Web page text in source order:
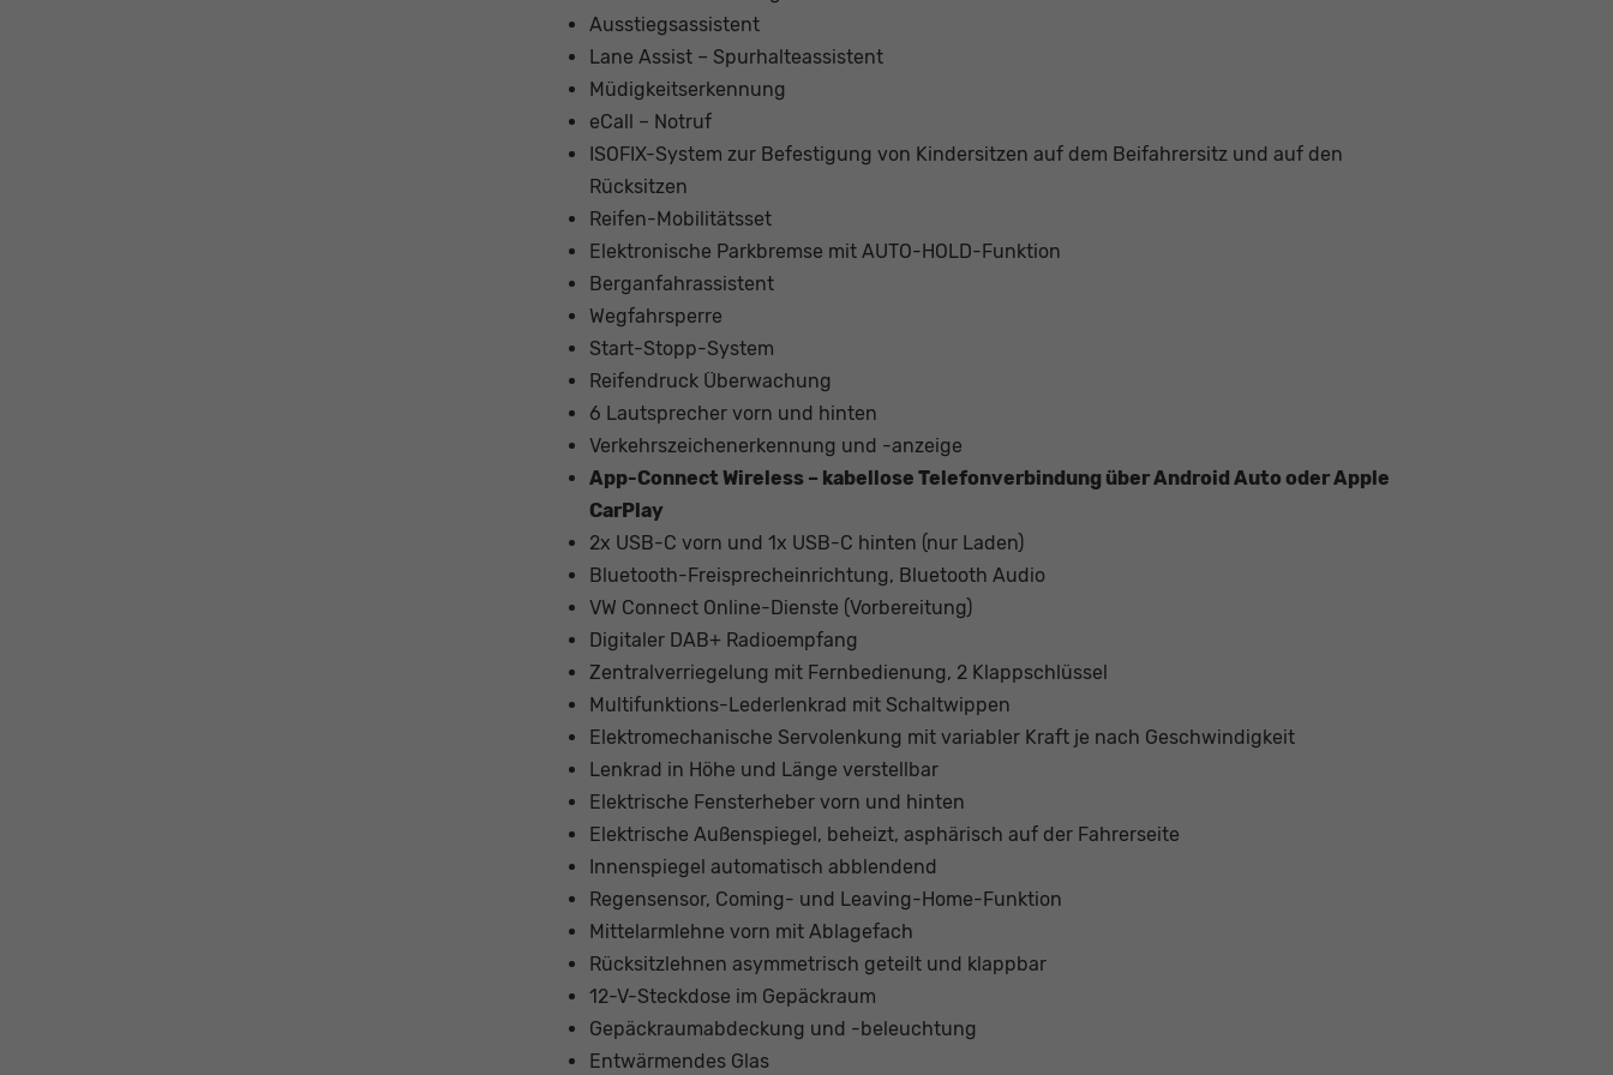
Ausstiegsassistent
Lane Assist – Spurhalteassistent
Müdigkeitserkennung
eCall – Notruf
ISOFIX-System zur Befestigung von Kindersitzen auf dem Beifahrersitz und auf den
Rücksitzen
Reifen-Mobilitätsset
Elektronische Parkbremse mit AUTO-HOLD-Funktion
Berganfahrassistent
Wegfahrsperre
Start-Stopp-System
Reifendruck Überwachung
6 Lautsprecher vorn und hinten
Verkehrszeichenerkennung und -anzeige
App-Connect Wireless – kabellose Telefonverbindung über Android Auto oder Apple
CarPlay
2x USB-C vorn und 1x USB-C hinten (nur Laden)
Bluetooth-Freisprecheinrichtung, Bluetooth Audio
VW Connect Online-Dienste (Vorbereitung)
Digitaler DAB+ Radioempfang
Zentralverriegelung mit Fernbedienung, 2 Klappschlüssel
Multifunktions-Lederlenkrad mit Schaltwippen
Elektromechanische Servolenkung mit variabler Kraft je nach Geschwindigkeit
Lenkrad in Höhe und Länge verstellbar
Elektrische Fensterheber vorn und hinten
Elektrische Außenspiegel, beheizt, asphärisch auf der Fahrerseite
Innenspiegel automatisch abblendend
Regensensor, Coming- und Leaving-Home-Funktion
Mittelarmlehne vorn mit Ablagefach
Rücksitzlehnen asymmetrisch geteilt und klappbar
12-V-Steckdose im Gepäckraum
Gepäckraumabdeckung und -beleuchtung
Entwärmendes Glas